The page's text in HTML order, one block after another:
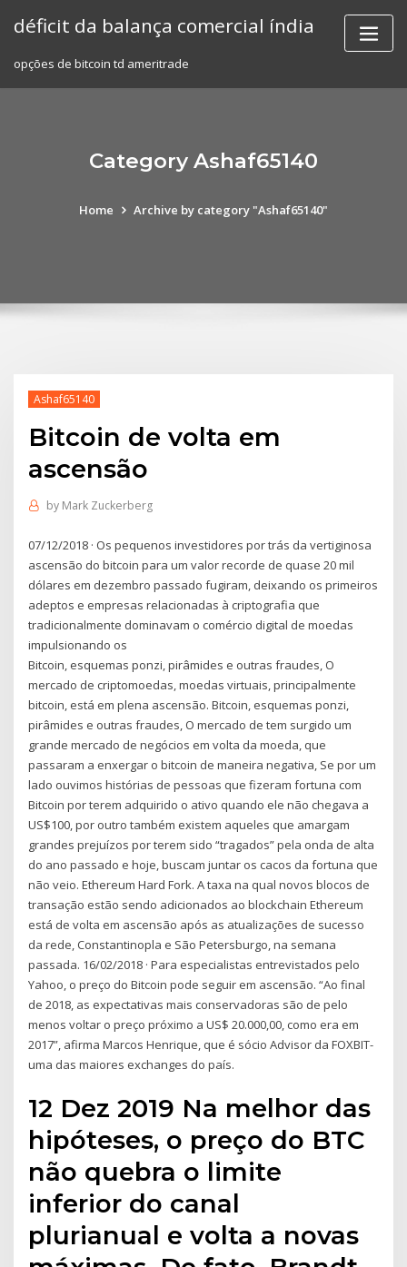
déficit da balança comercial índia
opções de bitcoin td ameritrade
Category Ashaf65140
Home Archive by category "Ashaf65140"
Ashaf65140
Bitcoin de volta em
ascensão
by Mark Zuckerberg
07/12/2018 · Os pequenos investidores por trás da vertiginosa
ascensão do bitcoin para um valor recorde de quase 20 mil
dólares em dezembro passado fugiram, deixando os primeiros
adeptos e empresas relacionadas à criptografia que
tradicionalmente dominavam o comércio digital de moedas
impulsionando os
Bitcoin, esquemas ponzi, pirâmides e outras fraudes, O
mercado de criptomoedas, moedas virtuais, principalmente
bitcoin, está em plena ascensão. Bitcoin, esquemas ponzi,
pirâmides e outras fraudes, O mercado de tem surgido um
grande mercado de negócios em volta da moeda, que
passaram a enxergar o bitcoin de maneira negativa, Se por um
lado ouvimos histórias de pessoas que fizeram fortuna com
Bitcoin por terem adquirido o ativo quando ele não chegava a
US$100, por outro também existem aqueles que amargam
grandes prejuízos por terem sido “tragados” pela onda de alta
do ano passado e hoje, buscam juntar os cacos da fortuna que
não veio. Ethereum Hard Fork. A taxa na qual novos blocos de
transação estão sendo adicionados ao blockchain Ethereum
está de volta em ascensão após as atualizações de sucesso
da rede, Constantinopla e São Petersburgo, na semana
passada. 16/02/2018 · Para especialistas entrevistados pelo
Yahoo, o preço do Bitcoin pode seguir em ascensão. “Ao final
de 2018, as expectativas mais conservadoras são de pelo
menos voltar o preço próximo a US$ 20.000,00, como era em
2017”, afirma Marcos Henrique, que é sócio Advisor da FOXBIT-
uma das maiores exchanges do país.
12 Dez 2019 Na melhor das
hipóteses, o preço do BTC
não quebra o limite
inferior do canal
plurianual e volta a novas